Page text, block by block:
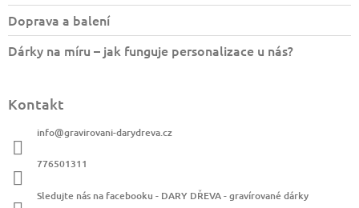
Doprava a balení
Dárky na míru – jak funguje personalizace u nás?
Kontakt
info@gravirovani-darydreva.cz
776501311
Sledujte nás na facebooku - DARY DŘEVA - gravírované dárky